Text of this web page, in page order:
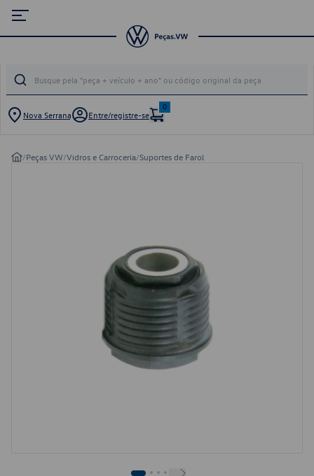
Nova Serrana Entre/registre-se
0
/Peças VW/Vidros e Carroceria/Suportes de Farol